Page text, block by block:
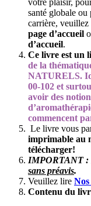
votre plaisir,
santé globale ou
carrière, veuillez
page d’accueil
d’accueil.
Ce livre est un
de la
NATURELS.
00-102 et
avoir des
commencent
Le livre vous
imprimable au
télécharger!
IMPORTANT :
sans préavis.
Veuillez lire
Contenu du